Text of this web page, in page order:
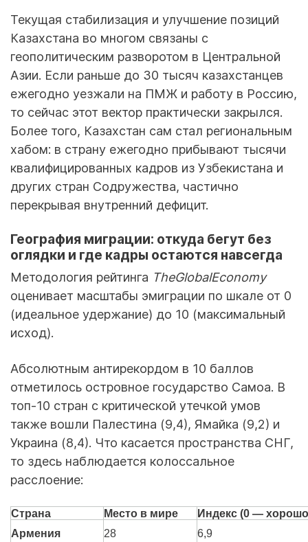
Текущая стабилизация и улучшение позиций
Казахстана во многом связаны с
геополитическим разворотом в Центральной
Азии. Если раньше до 30 тысяч казахстанцев
ежегодно уезжали на ПМЖ и работу в Россию,
то сейчас этот вектор практически закрылся.
Более того, Казахстан сам стал региональным
хабом: в страну ежегодно прибывают тысячи
квалифицированных кадров из Узбекистана и
других стран Содружества, частично
перекрывая внутренний дефицит.
География миграции: откуда бегут без
оглядки и где кадры остаются навсегда
Методология рейтинга TheGlobalEconomy
оценивает масштабы эмиграции по шкале от 0
(идеальное удержание) до 10 (максимальный
исход).
Абсолютным антирекордом в 10 баллов
отметилось островное государство Самоа. В
топ-10 стран с критической утечкой умов
также вошли Палестина (9,4), Ямайка (9,2) и
Украина (8,4). Что касается пространства СНГ,
то здесь наблюдается колоссальное
расслоение:
Страна Место в мире
Индекс (0 —
Армения
28 6,9